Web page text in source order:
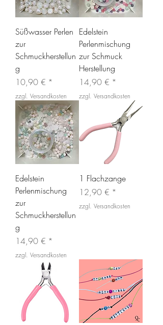
Süßwasser Perlen
zur
Schmuckherstellun
g
Preis
10,90 €
zzgl. Versandkosten
Edelstein
Perlenmischung
zur Schmuck
Herstellung
Preis
14,90 €
zzgl. Versandkosten
Edelstein
Perlenmischung
zur
Schmuckherstellun
g
Preis
14,90 €
zzgl. Versandkosten
1 Flachzange
Preis
12,90 €
zzgl. Versandkosten